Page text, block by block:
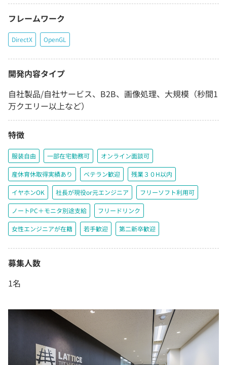
フレームワーク
DirectX OpenGL
開発内容タイプ
自社製品/自社サービス、B2B、画像処理、大規模（秒間1
万クエリー以上など）
特徴
服装自由 一部在宅勤務可 オンライン面談可
産休育休取得実績あり ベテラン歓迎 残業３０H以内
イヤホンOK 社長が現役or元エンジニア フリーソフト利用可
ノートPC＋モニタ別途支給 フリードリンク
女性エンジニアが在籍 若手歓迎 第二新卒歓迎
募集人数
1名